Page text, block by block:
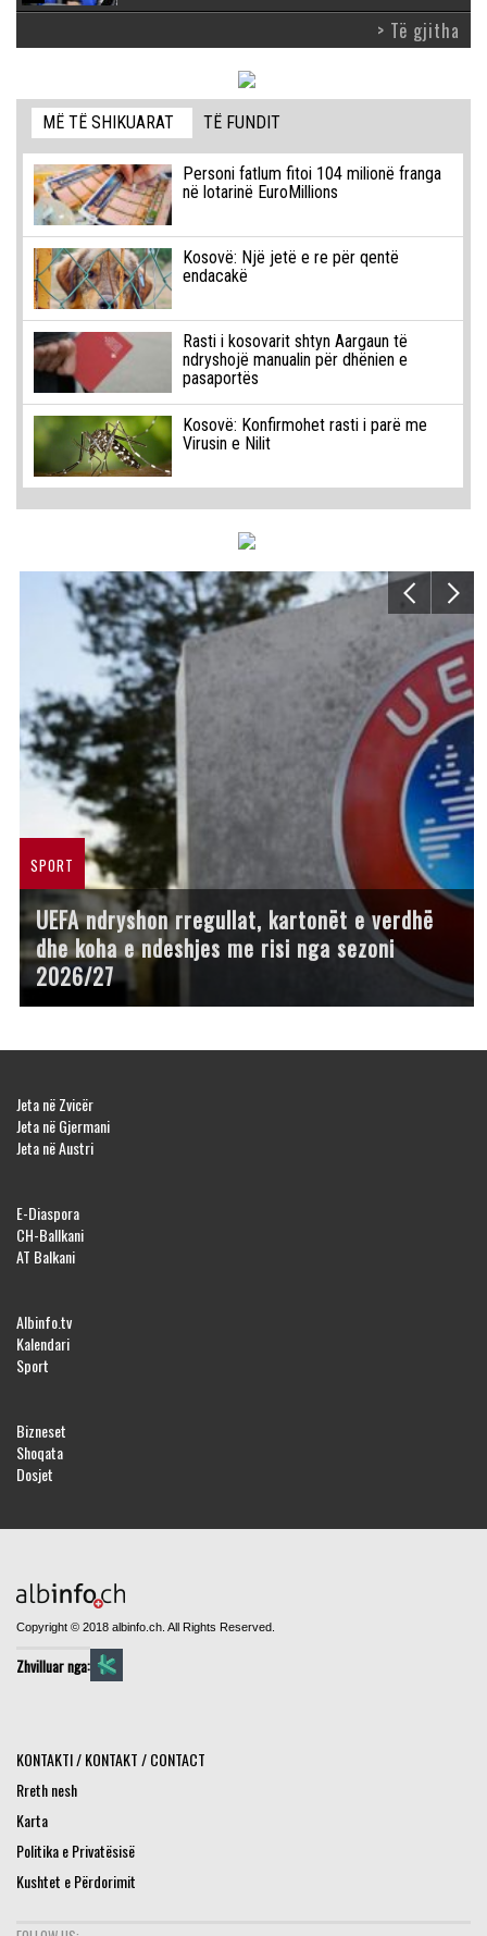
> Të gjitha
MË TË SHIKUARAT TË FUNDIT
Personi fatlum fitoi 104 milionë franga
në lotarinë EuroMillions
Kosovë: Një jetë e re për qentë
endacakë
Rasti i kosovarit shtyn Aargaun të
ndryshojë manualin për dhënien e
pasaportës
Kosovë: Konfirmohet rasti i parë me
Virusin e Nilit
SPORT
UEFA ndryshon rregullat, kartonët e verdhë
dhe koha e ndeshjes me risi nga sezoni
2026/27
Jeta në Zvicër
Jeta në Gjermani
Jeta në Austri
E-Diaspora
CH-Ballkani
AT Balkani
Albinfo.tv
Kalendari
Sport
Bizneset
Shoqata
Dosjet
Copyright © 2018 albinfo.ch. All Rights Reserved.
Zhvilluar nga:
KONTAKTI / KONTAKT / CONTACT
Rreth nesh
Karta
Politika e Privatësisë
Kushtet e Përdorimit